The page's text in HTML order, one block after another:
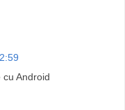
Android